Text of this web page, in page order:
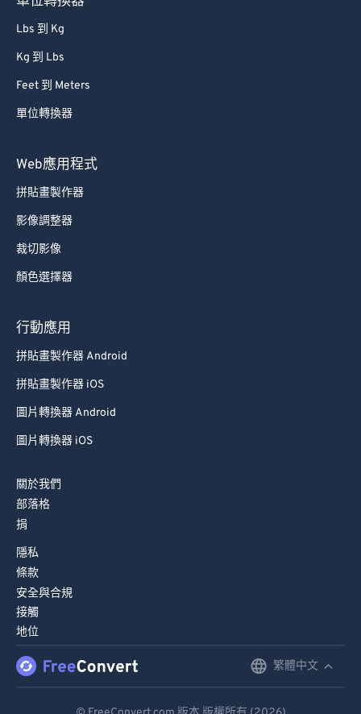
Lbs 到 Kg
Kg 到 Lbs
Feet 到 Meters
單位轉換器
Web應用程式
拼貼畫製作器
影像調整器
裁切影像
顏色選擇器
行動應用
拼貼畫製作器 Android
拼貼畫製作器 iOS
圖片轉換器 Android
圖片轉換器 iOS
關於我們
部落格
捐
隱私
條款
安全與合規
接觸
地位
繁體中文